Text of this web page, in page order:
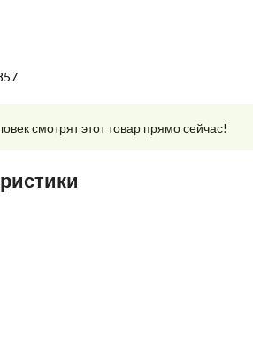
смотрят этот товар прямо сейчас!